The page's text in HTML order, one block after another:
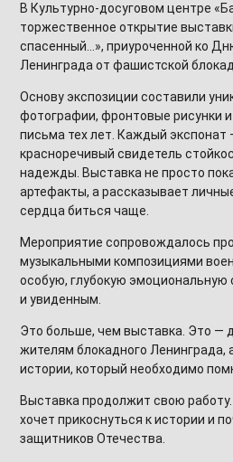
В Культурно-досуговом центре
торжественное открытие
спасенный…», приуроченной ко
Ленинграда от фашистской
Основу экспозиции составили
фотографии, фронтовые рисунки
письма тех лет. Каждый экспонат
красноречивый свидетель
надежды. Выставка не просто
артефакты, а рассказывает
сердца биться чаще.
Мероприятие сопровождалось
музыкальными композициями
особую, глубокую эмоциональную
и увиденным.
Это больше, чем выставка. Это —
жителям блокадного Ленинграда,
истории, который необходимо
Выставка продолжит свою
хочет прикоснуться к истории и
защитников Отечества.